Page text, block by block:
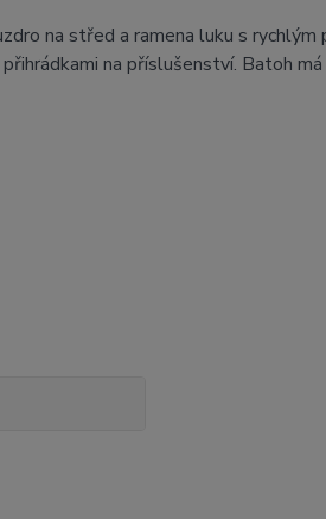
na střed a ramena luku s rychlým
na příslušenství. Batoh